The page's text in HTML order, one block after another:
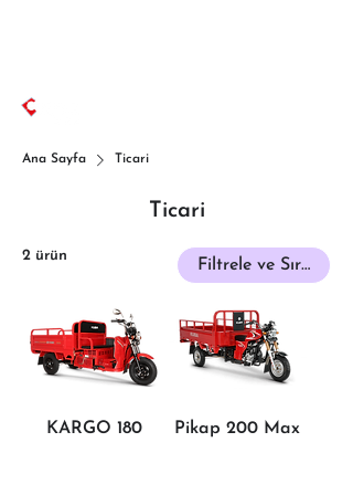
Ana Sayfa Ticari
Ticari
2 ürün
Filtrele ve Sırala
KARGO 180 Pikap 200 Max